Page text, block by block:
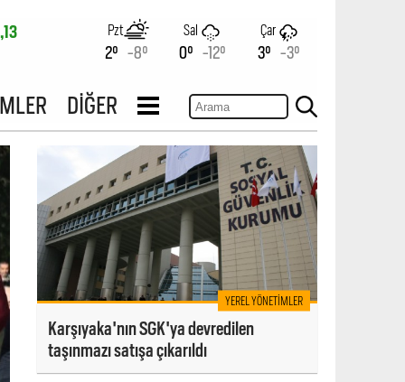
Pzt
2° -8°
Sal
0° -12°
Çar
3° -3°
DİĞER
YEREL YÖNETIMLER
Karşıyaka'nın SGK'ya devredilen
taşınmazı satışa çıkarıldı